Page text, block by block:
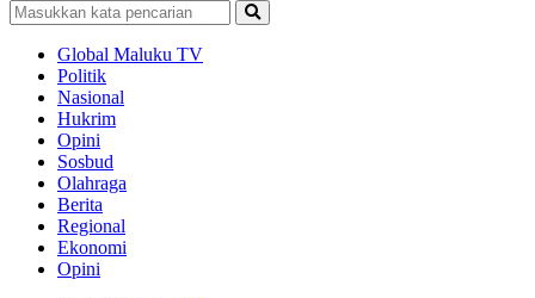
Global Maluku TV
Politik
Nasional
Hukrim
Opini
Sosbud
Olahraga
Berita
Regional
Ekonomi
Opini